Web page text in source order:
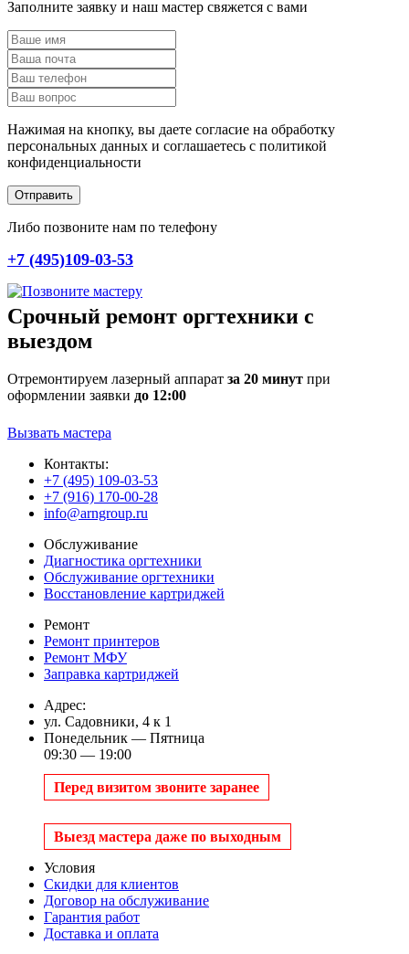
Заполните заявку и наш мастер свяжется с вами
Нажимая на кнопку, вы даете согласие на обработку
персональных данных и соглашаетесь c политикой
конфиденциальности
Отправить
Либо позвоните нам по телефону
+7 (495)109-03-53
Срочный ремонт оргтехники с
выездом
Отремонтируем лазерный аппарат за 20 минут при
оформлении заявки до 12:00
Вызвать мастера
Контакты:
+7 (495) 109-03-53
+7 (916) 170-00-28
info@arngroup.ru
Обслуживание
Диагностика оргтехники
Обслуживание оргтехники
Восстановление картриджей
Ремонт
Ремонт принтеров
Ремонт МФУ
Заправка картриджей
Адрес:
ул. Садовники, 4 к 1
Понедельник — Пятница
09:30 — 19:00
Перед визитом звоните заранее
Выезд мастера даже по выходным
Условия
Скидки для клиентов
Договор на обслуживание
Гарантия работ
Доставка и оплата